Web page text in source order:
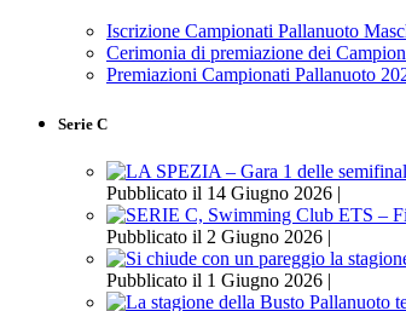
Iscrizione Campionati Pallanuoto
Cerimonia di premiazione dei
Premiazioni Campionati Pallanuoto
Serie C
Pubblicato il 14 Giugno 2026 |
Pubblicato il 2 Giugno 2026 |
Pubblicato il 1 Giugno 2026 |